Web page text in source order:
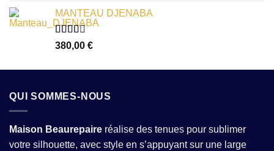
sur
5
MANTEAU DJENABA
Note
380,00 €
QUI SOMMES-NOUS
Maison Beaurepaire réalise des tenues pour sublimer
votre silhouette, avec style en s’appuyant sur une large